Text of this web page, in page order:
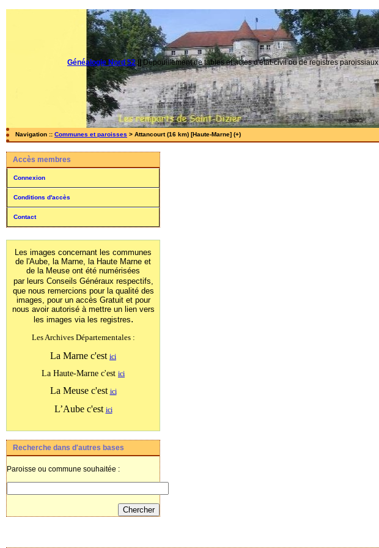
Généalogie Nord 52|| Dépouillement de tables et actes d'état-civil ou de registres paroissiaux
Navigation :: Communes et paroisses > Attancourt (16 km) [Haute-Marne] (+)
Accès membres
Connexion
Conditions d'accès
Contact
Les images concernant les communes
de l'Aube, la Marne, la Haute Marne et
de la Meuse ont été numérisées
par leurs Conseils Généraux respectifs,
que nous remercions pour la qualité des
images, pour un accès Gratuit et pour
nous avoir autorisé à mettre un lien vers
les images via les registres.
Les Archives Départementales :
La Marne c'est ici
La Haute-Marne c'est ici
La Meuse c'est ici
L’Aube c'est ici
Recherche dans d'autres bases
Paroisse ou commune souhaitée :